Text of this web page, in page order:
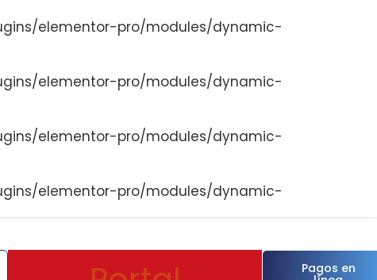
elementor-pro/modules/dynamic-
elementor-pro/modules/dynamic-
elementor-pro/modules/dynamic-
elementor-pro/modules/dynamic-
Pagos en